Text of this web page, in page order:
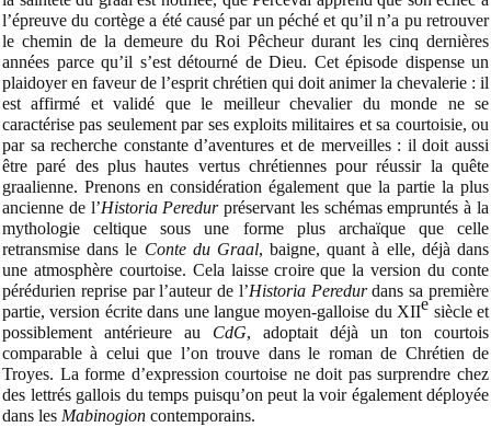
l’épreuve du cortège a été causé par un péché et qu’il n’a pu retrouver
le chemin de la demeure du Roi Pêcheur durant les cinq dernières
années parce qu’il s’est détourné de Dieu. Cet épisode dispense un
plaidoyer en faveur de l’esprit chrétien qui doit animer la chevalerie : il
est affirmé et validé que le meilleur chevalier du monde ne se
caractérise pas seulement par ses exploits militaires et sa courtoisie, ou
par sa recherche constante d’aventures et de merveilles : il doit aussi
être paré des plus hautes vertus chrétiennes pour réussir la quête
graalienne. Prenons en considération également que la partie la plus
ancienne de l’Historia Peredurpréservant les schémas empruntés à la
mythologie celtique sous une forme plus archaïque que celle
retransmise dans le Conte du Graal, baigne, quant à elle, déjà dans
une atmosphère courtoise. Cela laisse croire que la version du conte
pérédurien reprise par l’auteur de l’Historia Peredurdans sa première
partie, version écrite dans une langue moyen-galloise du XIIe siècle et
possiblement antérieure au CdG, adoptait déjà un ton courtois
comparable à celui que l’on trouve dans le roman de Chrétien de
Troyes. La forme d’expression courtoise ne doit pas surprendre chez
des lettrés gallois du temps puisqu’on peut la voir également déployée
dans les Mabinogion contemporains.